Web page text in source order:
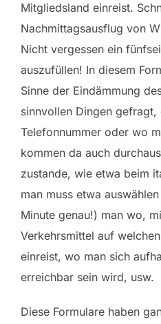
Mitgliedsland einreist.
Nachmittagsausflug von
Nicht vergessen ein
auszufüllen! In diesem
Sinne der Eindämmung
sinnvollen Dingen gefragt,
Telefonnummer oder wo
kommen da auch
zustande, wie etwa beim
man muss etwa
Minute genau!) man wo,
Verkehrsmittel auf
einreist, wo man sich
erreichbar sein wird, usw.
Diese Formulare haben